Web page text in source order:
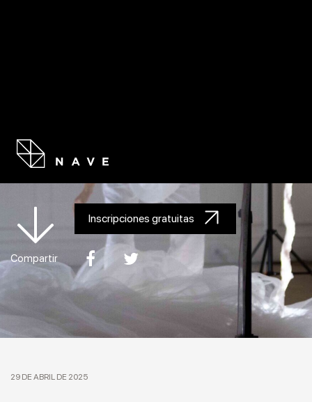
LABORATORIO «DRAMATURGIA DE LOS
NUEVOS MEDIOS»
Inscripciones gratuitas
Compartir
29 DE ABRIL DE 2025